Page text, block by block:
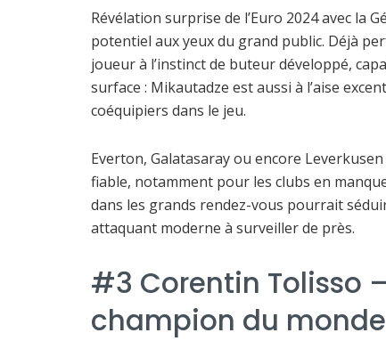
Révélation surprise de l’Euro 2024 avec la
potentiel aux yeux du grand public. Déjà
joueur à l’instinct de buteur développé,
surface : Mikautadze est aussi à l’aise
coéquipiers dans le jeu.
Everton, Galatasaray ou encore
fiable, notamment pour les clubs en
dans les grands rendez-vous pourrait
attaquant moderne à surveiller de près.
#3 Corentin Tolisso
champion du